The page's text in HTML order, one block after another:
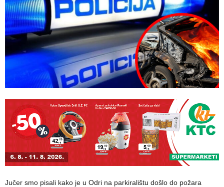
Jučer smo pisali kako je u Odri na parkiralištu došlo do požara